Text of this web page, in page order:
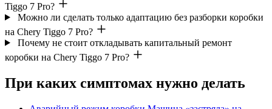
Tiggo 7 Pro?
Можно ли сделать только адаптацию без разборки коробки
на Chery Tiggo 7 Pro?
Почему не стоит откладывать капитальный ремонт
коробки на Chery Tiggo 7 Pro?
При каких симптомах нужно делать